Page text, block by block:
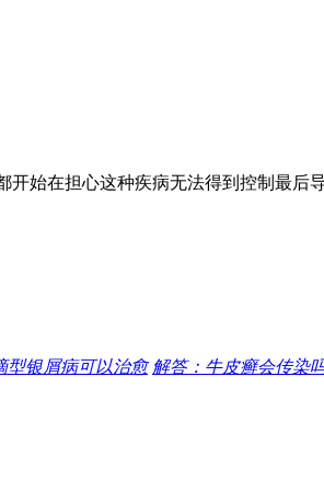
始在担心这种疾病无法得到控制最
型银屑病可以治愈 解答：牛皮癣会传染